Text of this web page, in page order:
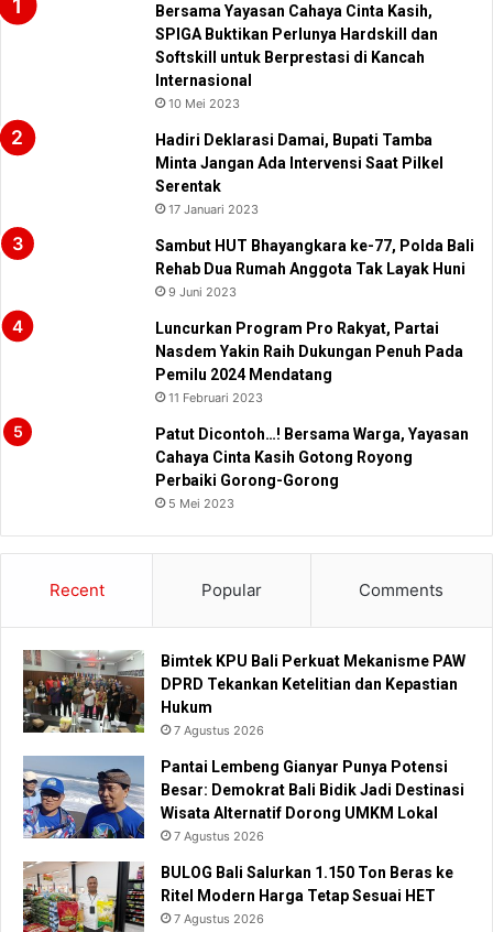
Bersama Yayasan Cahaya Cinta Kasih,
SPIGA Buktikan Perlunya Hardskill dan
Softskill untuk Berprestasi di Kancah
Internasional
10 Mei 2023
Hadiri Deklarasi Damai, Bupati Tamba
Minta Jangan Ada Intervensi Saat Pilkel
Serentak
17 Januari 2023
Sambut HUT Bhayangkara ke-77, Polda Bali
Rehab Dua Rumah Anggota Tak Layak Huni
9 Juni 2023
Luncurkan Program Pro Rakyat, Partai
Nasdem Yakin Raih Dukungan Penuh Pada
Pemilu 2024 Mendatang
11 Februari 2023
Patut Dicontoh…! Bersama Warga, Yayasan
Cahaya Cinta Kasih Gotong Royong
Perbaiki Gorong-Gorong
5 Mei 2023
Recent Popular Comments
Bimtek KPU Bali Perkuat Mekanisme PAW
DPRD Tekankan Ketelitian dan Kepastian
Hukum
7 Agustus 2026
Pantai Lembeng Gianyar Punya Potensi
Besar: Demokrat Bali Bidik Jadi Destinasi
Wisata Alternatif Dorong UMKM Lokal
7 Agustus 2026
BULOG Bali Salurkan 1.150 Ton Beras ke
Ritel Modern Harga Tetap Sesuai HET
7 Agustus 2026